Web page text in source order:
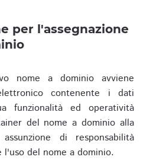
per l'assegnazione
nome a dominio avviene
contenente i dati
funzionalità ed operatività
del nome a dominio alla
di responsabilità
del nome a dominio.